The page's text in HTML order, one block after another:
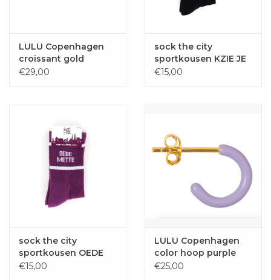
LULU Copenhagen
croissant gold
€29,00
sock the city
sportkousen KZIE JE
GEIRN zwart
€15,00
sock the city
sportkousen OEDE
METTE paars one
€15,00
LULU Copenhagen
color hoop purple
€25,00